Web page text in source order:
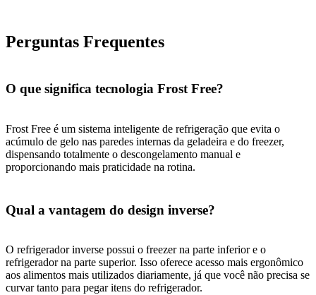
Perguntas Frequentes
O que significa tecnologia Frost Free?
Frost Free é um sistema inteligente de refrigeração que evita o
acúmulo de gelo nas paredes internas da geladeira e do freezer,
dispensando totalmente o descongelamento manual e
proporcionando mais praticidade na rotina.
Qual a vantagem do design inverse?
O refrigerador inverse possui o freezer na parte inferior e o
refrigerador na parte superior. Isso oferece acesso mais ergonômico
aos alimentos mais utilizados diariamente, já que você não precisa se
curvar tanto para pegar itens do refrigerador.